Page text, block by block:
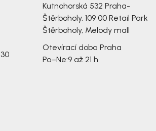
Kutnohorská 532 Praha-
Štěrboholy, 109 00 Retail Park
Štěrboholy, Melody mall
Otevírací doba Praha
Po–Ne:9 až 21 h